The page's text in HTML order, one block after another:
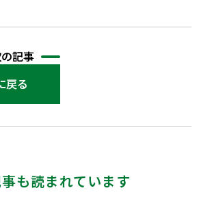
戻る
記事
も読まれています